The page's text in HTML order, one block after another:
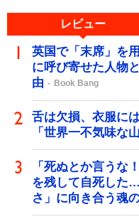
レビュー
英国で「末席」を
に呼び寄せた人物
由
Book Bang
舌は欠損、衣服に
「世界一不気味な
「死ぬとか言うな
を残して自死した
さ」に向き合う魂